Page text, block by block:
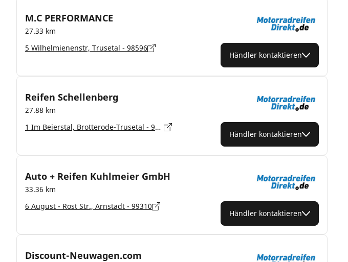
M.C PERFORMANCE
27.33 km
5 Wilhelmienenstr, Trusetal - 98596
Händler kontaktieren
Reifen Schellenberg
27.88 km
1 Im Beierstal, Brotterode-Trusetal - 98596
Händler kontaktieren
Auto + Reifen Kuhlmeier GmbH
33.36 km
6 August - Rost Str., Arnstadt - 99310
Händler kontaktieren
Discount-Neuwagen.com